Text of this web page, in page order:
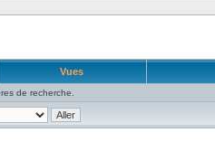
Vues
de recherche.